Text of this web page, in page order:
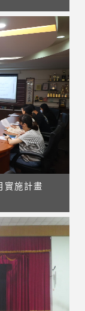
實施計畫